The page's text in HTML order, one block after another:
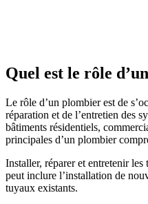
Quel est le rôle
Le rôle d’un plombier est de
réparation et de l’entretien des
bâtiments résidentiels,
principales d’un plombier
Installer, réparer et entretenir les
peut inclure l’installation de
tuyaux existants.